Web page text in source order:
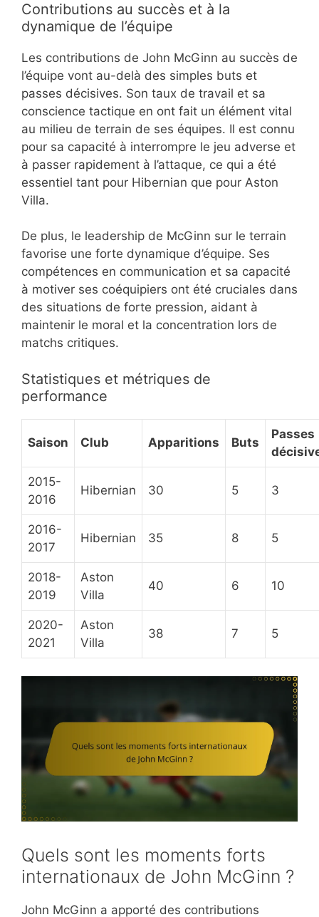
Contributions au succès et à la
dynamique de l’équipe
Les contributions de John McGinn au succès de
l’équipe vont au-delà des simples buts et
passes décisives. Son taux de travail et sa
conscience tactique en ont fait un élément vital
au milieu de terrain de ses équipes. Il est connu
pour sa capacité à interrompre le jeu adverse et
à passer rapidement à l’attaque, ce qui a été
essentiel tant pour Hibernian que pour Aston
Villa.
De plus, le leadership de McGinn sur le terrain
favorise une forte dynamique d’équipe. Ses
compétences en communication et sa capacité
à motiver ses coéquipiers ont été cruciales dans
des situations de forte pression, aidant à
maintenir le moral et la concentration lors de
matchs critiques.
Statistiques et métriques de
performance
Saison Club Apparitions Buts
Passes
2015-
2016
Hibernian 30 5 3
2016-
2017
Hibernian 35 8 5
2018-
2019
Aston
Villa
40 6 10
2020-
2021
Aston
Villa
38 7 5
Quels sont les moments forts
internationaux de John McGinn ?
John McGinn a apporté des contributions